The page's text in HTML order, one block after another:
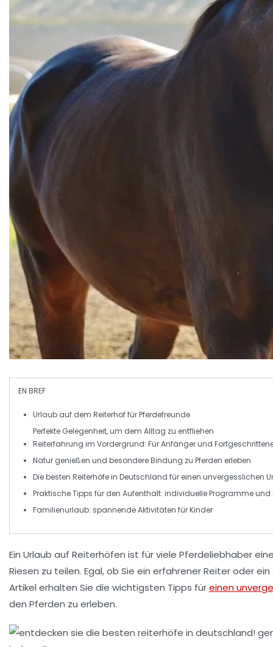
EN BREF
Urlaub auf dem ReiterhoffürPferdefreunde
Perfekte Gelegenheit, um dem Alltag zu entfliehen
Reiterfahrung im Vordergrund: Für Anfänger und
Natur genießen und besondereBindung zu Pferden erleben
Die besten Reiterhöfein Deutschland für einen unvergesslichen
PraktischeTipps für den Aufenthalt: individuelleProgrammeund
Familienurlaub: spannende Aktivitäten für Kinder
Ein Urlaub auf Reiterhöfen ist für viele Pferdeliebhaber
Riesen zu teilen. Egal, ob Sie ein erfahrener Reiter oder
Artikel erhalten Sie die wichtigsten Tipps füreinen
den Pferden zu erleben.